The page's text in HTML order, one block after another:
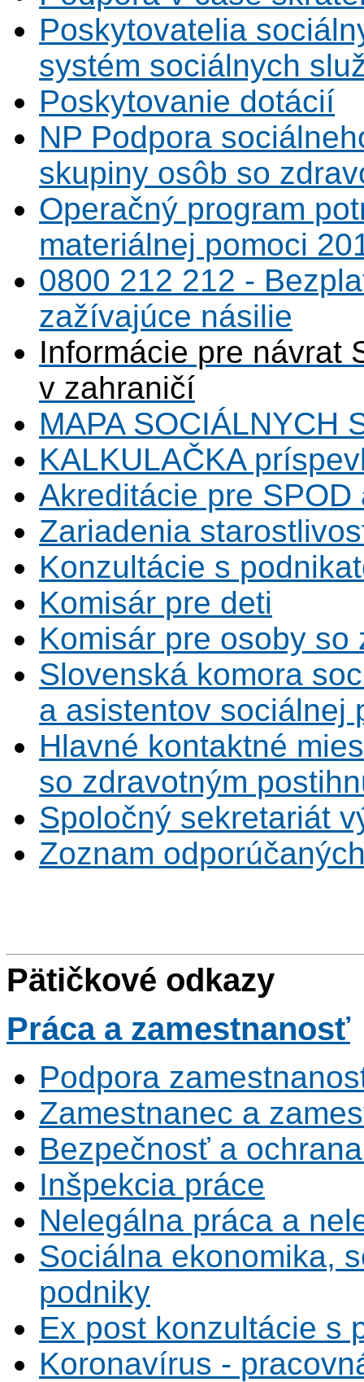
Poskytovatelia
systém sociálnych
Poskytovanie dotácií
NP Podpora
skupiny osôb so
Operačný program
materiálnej pomoci
0800 212 212 -
zažívajúce násilie
Informácie pre návrat
v zahraničí
MAPA SOCIÁLNYCH
KALKULAČKA
Akreditácie pre
Zariadenia
Konzultácie s
Komisár pre deti
Komisár pre osoby
Slovenská komora
a asistentov sociálnej
Hlavné kontaktné
so zdravotným
Spoločný sekretariát
Zoznam
Pätičkové odkazy
Prácaa zamestnanosť
Podpora
Zamestnanec a
Bezpečnosť a
Inšpekcia práce
Nelegálna práca a
Sociálna ekonomika,
podniky
Ex post konzultácie s
Koronavírus -